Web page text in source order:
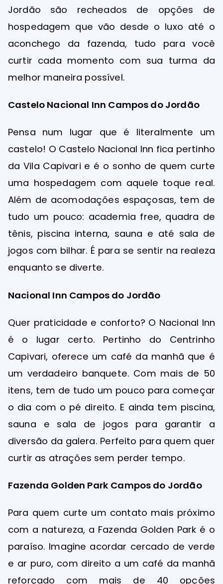
Jordão são recheados de opções de
hospedagem que vão desde o luxo até o
aconchego da fazenda, tudo para você
curtir cada momento com sua turma da
melhor maneira possível.
Castelo Nacional Inn Campos do Jordão
Pensa num lugar que é literalmente um
castelo! O Castelo Nacional Inn fica pertinho
da Vila Capivari e é o sonho de quem curte
uma hospedagem com aquele toque real.
Além de acomodações espaçosas, tem de
tudo um pouco: academia free, quadra de
tênis, piscina interna, sauna e até sala de
jogos com bilhar. É para se sentir na realeza
enquanto se diverte.
Nacional Inn Campos do Jordão
Quer praticidade e conforto? O Nacional Inn
é o lugar certo. Pertinho do Centrinho
Capivari, oferece um café da manhã que é
um verdadeiro banquete. Com mais de 50
itens, tem de tudo um pouco para começar
o dia com o pé direito. E ainda tem piscina,
sauna e sala de jogos para garantir a
diversão da galera. Perfeito para quem quer
curtir as atrações sem perder tempo.
Fazenda Golden Park Campos do Jordão
Para quem curte um contato mais próximo
com a natureza, a Fazenda Golden Park é o
paraíso. Imagine acordar cercado de verde
e ar puro, com direito a um café da manhã
reforçado com mais de 40 opções